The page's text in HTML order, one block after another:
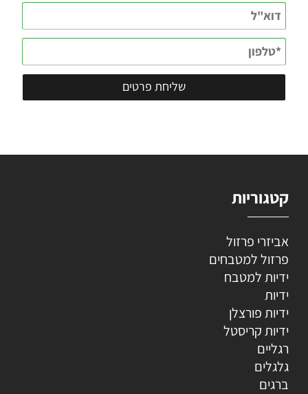
קטגוריות
אביזרי פרזול
פרזול למטבחים
ידיות למטבח
ידיות
ידיות פורצלן
ידיות קריסטל
רגליים
גלגלים
ברגים